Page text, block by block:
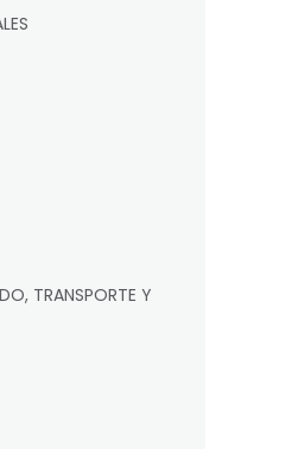
TRANSPORTE Y